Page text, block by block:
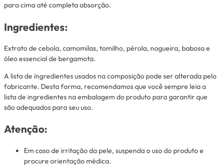
para cima até completa absorção.
Ingredientes:
Extrato de cebola, camomilas, tomilho, pérola, nogueira, babosa e
óleo essencial de bergamota.
A lista de ingredientes usados na composição pode ser alterada pelo
fabricante. Desta forma, recomendamos que você sempre leia a
lista de ingredientes na embalagem do produto para garantir que
são adequados para seu uso.
Atenção:
Em caso de irritação da pele, suspenda o uso do produto e
procure orientação médica.